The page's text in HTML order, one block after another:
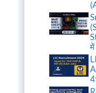
में